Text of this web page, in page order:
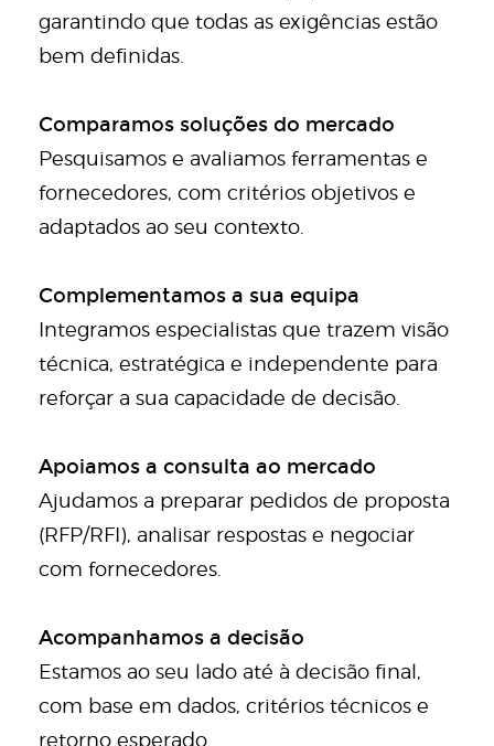
garantindo que todas as exigências estão
bem definidas.
Comparamos soluções do mercado
Pesquisamos e avaliamos ferramentas e
fornecedores, com critérios objetivos e
adaptados ao seu contexto.
Complementamos a sua equipa
Integramos especialistas que trazem visão
técnica, estratégica e independente para
reforçar a sua capacidade de decisão.
Apoiamos a consulta ao mercado
Ajudamos a preparar pedidos de proposta
(RFP/RFI), analisar respostas e negociar
com fornecedores.
Acompanhamos a decisão
Estamos ao seu lado até à decisão final,
com base em dados, critérios técnicos e
retorno esperado.